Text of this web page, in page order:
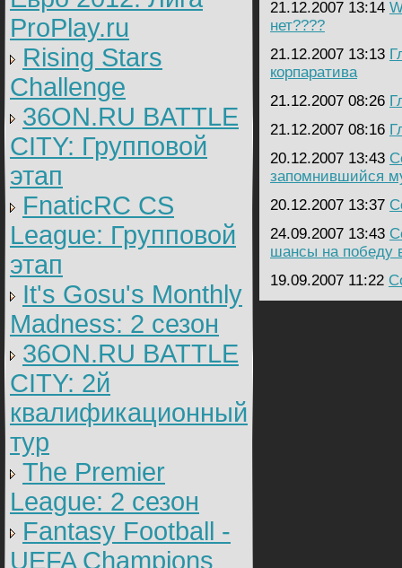
ProPlay.ru
Rising Stars
Challenge
36ON.RU BATTLE
CITY: Групповой
этап
FnaticRC CS
League: Групповой
этап
It's Gosu's Monthly
Madness: 2 сезон
36ON.RU BATTLE
CITY: 2й
квалификационный
тур
The Premier
League: 2 cезон
Fantasy Football -
UEFA Champions
21.12.2007 13:14
нет????
21.12.2007 13:13
корпаратива
21.12.2007 08:26
21.12.2007 08:16
20.12.2007 13:43
запомнившийся
20.12.2007 13:37
24.09.2007 13:43
шансы на победу
19.09.2007 11:22